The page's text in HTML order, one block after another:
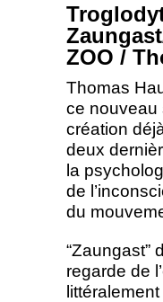
ZOO /
Thomas
ce nouveau
création
deux
la
de
du
“Zaungast”
regarde de
littéralement